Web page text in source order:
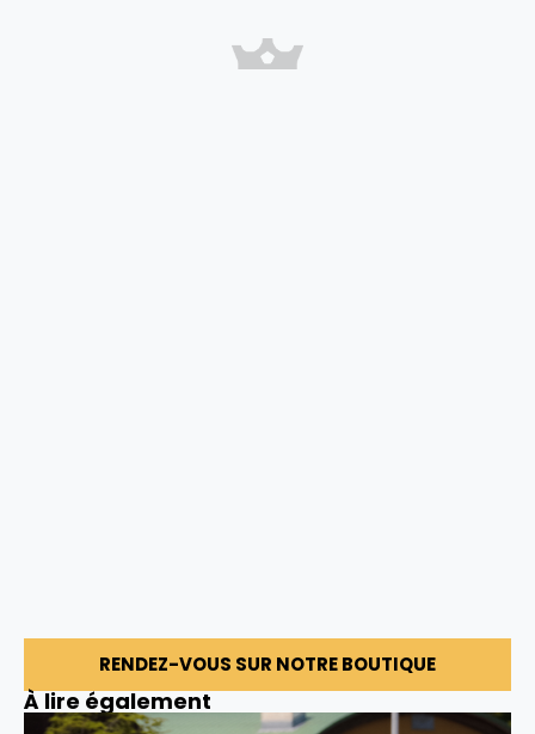
RENDEZ-VOUS SUR NOTRE BOUTIQUE
À lire également